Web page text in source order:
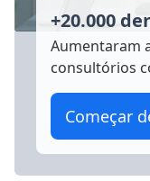
+20.000
Aumentaram
consultórios
Começar